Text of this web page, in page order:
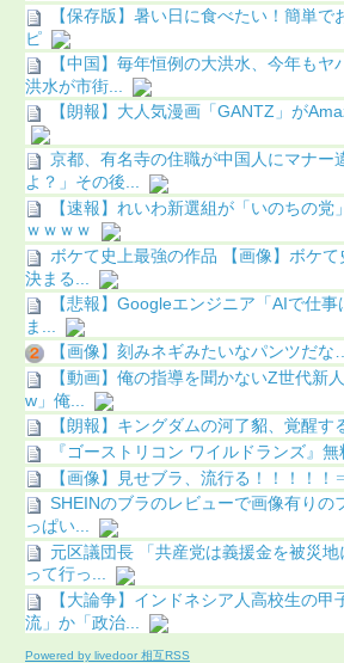
【保存版】暑い日に食べたい！簡単
ピ
【中国】毎年恒例の大洪水、今年も
洪水が市街...
【朗報】大人気漫画「GANTZ」が
京都、有名寺の住職が中国人にマナー
よ？」その後...
【速報】れいわ新選組が「いのちの党
ｗｗｗｗ
ボケて史上最強の作品 【画像】ボケ
決まる...
【悲報】Googleエンジニア「AIで仕
ま...
【画像】刻みネギみたいなパンツだな…
【動画】俺の指導を聞かないZ世代新
w」俺...
【朗報】キングダムの河了貂、覚醒す
『ゴーストリコン ワイルドランズ』無
【画像】見せブラ、流行る！！！！！
SHEINのブラのレビューで画像有りの
っぱい...
元区議団長 「共産党は義援金を被災
って行っ...
【大論争】インドネシア人高校生の
流」か「政治...
Powered by livedoor 相互RSS